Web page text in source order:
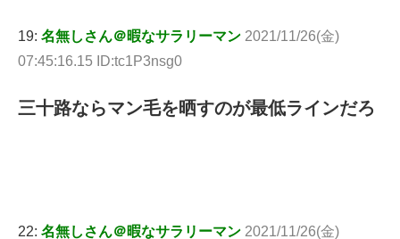
19: 名無しさん＠暇なサラリーマン 2021/11/26(金)
07:45:16.15 ID:tc1P3nsg0
三十路ならマン毛を晒すのが最低ラインだろ
22: 名無しさん＠暇なサラリーマン 2021/11/26(金)